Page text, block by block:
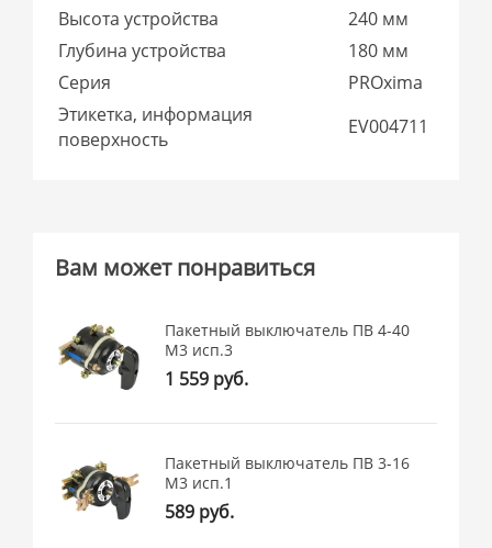
Высота устройства
240 мм
Глубина устройства
180 мм
Серия
PROxima
Этикетка, информация
поверхность
EV004711
Вам может понравиться
Пакетный выключатель ПВ 4-40
М3 исп.3
1 559 руб.
Пакетный выключатель ПВ 3-16
М3 исп.1
589 руб.